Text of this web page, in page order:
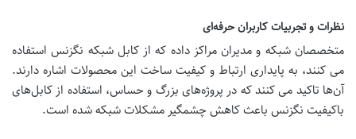
نظرات و تجربیات کاربران حرفه‌ای
متخصصان شبکه و مدیران مراکز داده که از کابل شبکه نگزنس استفاده
می کنند، به پایداری ارتباط و کیفیت ساخت این محصولات اشاره دارند.
آن‌ها تاکید می کنند که در پروژه‌های بزرگ و حساس، استفاده از کابل‌های
باکیفیت نگزنس باعث کاهش چشمگیر مشکلات شبکه شده است.